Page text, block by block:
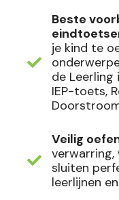
Beste
je kind te
de
IEP-toets,
Veilig
sluiten
leerlijnen